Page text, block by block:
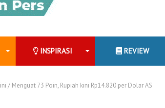
INSPIRASI REVIEW
/ Menguat 73 Poin, Rupiah kini Rp14.820 per Dolar AS